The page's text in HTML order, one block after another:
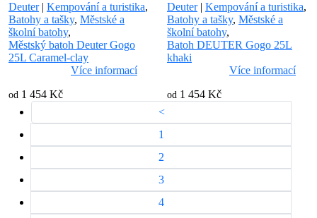
Deuter| Kempování a turistika,
Batohy a tašky, Městské a
školní batohy,
Městský batoh Deuter Gogo
25L Caramel-clay
Více informací
od 1 454 Kč
Deuter| Kempování a turistika,
Batohy a tašky, Městské a
školní batohy,
Batoh DEUTER Gogo 25L
khaki
Více informací
od 1 454 Kč
<
1
2
3
4